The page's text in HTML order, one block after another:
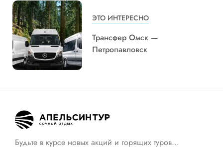
ЭТО ИНТЕРЕСНО
Трансфер Омск —
Петропавловск
Будьте в курсе новых акций и горящих туров…